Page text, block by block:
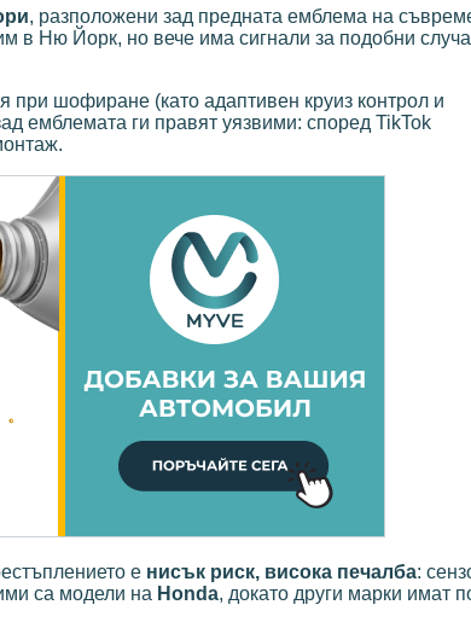
, разположени зад предната емблема на
в Ню Йорк, но вече има сигнали за подобни
при шофиране (като адаптивен круиз контрол и
емблемата ги правят уязвими: според TikTok
е нисък риск, висока печалба:
са модели на Honda, докато други марки имат